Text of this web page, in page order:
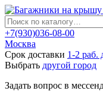
+7(930)036-08-00
Москва
Срок доставки 1-2 раб.
Выбрать другой город
Задать вопрос в